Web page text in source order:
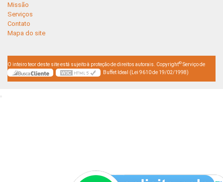
Missão
Serviços
Contato
Mapa do site
O inteiro teor deste site está sujeito à proteção de direitos autorais. Copyright© Serviço de
Buffet Ideal (Lei 9610 de 19/02/1998)